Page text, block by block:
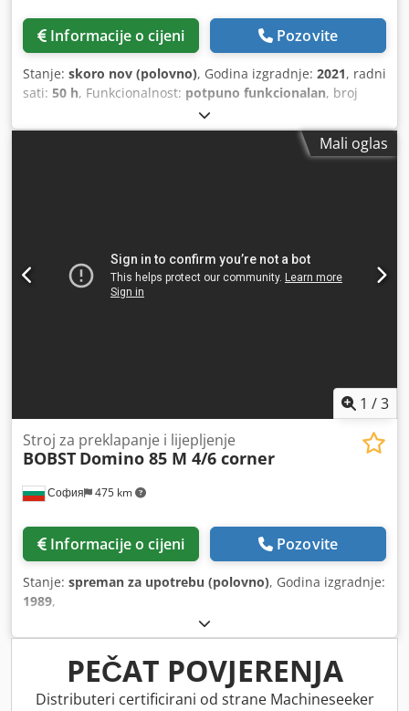
Informacije o cijeni Pozovite
Stanje: skoro nov (polovno), Godina izgradnje: 2021, radni
sati: 50 h, Funkcionalnost: potpuno funkcionalan, broj
, vrsta ulazne struje:
ukupna širina:115 mm, ukupna dužina:400 mm, ukupna
Mali oglas
1 /3
София 475 km
Stroj za preklapanje i lijepljenje
BOBST Domino 85 M 4/6 corner
Informacije o cijeni Pozovite
Stanje: spreman za upotrebu (polovno), Godina izgradnje:
1989,
PEČAT POVJERENJA
Distributeri certificirani od strane Machineseeker